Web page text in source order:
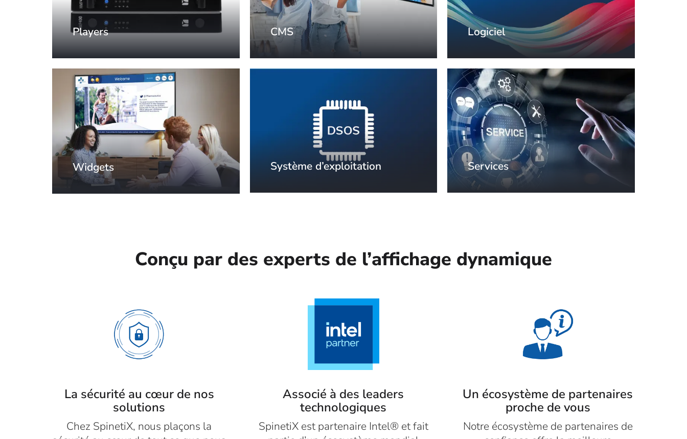
Players CMS Logiciel
Widgets Système d’exploitation Services
Conçu par des experts de l’affichage dynamique
La sécurité au cœur de nos
solutions
Chez SpinetiX, nous plaçons la
Associé à des leaders
technologiques
SpinetiX est partenaire Intel® et fait
Un écosystème de partenaires
proche de vous
Notre écosystème de partenaires de